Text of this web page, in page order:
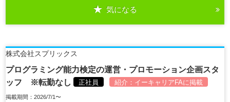
気になる
株式会社スプリックス
プログラミング能力検定の運営・プロモーション企画スタ
ッフ ※転勤なし
正社員 紹介： イーキャリアFAに掲載
掲載期間：2026/7/1〜